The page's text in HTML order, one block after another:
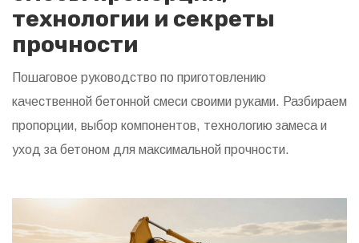
технологии и секреты
прочности
Пошаговое руководство по приготовлению
качественной бетонной смеси своими руками. Разбираем
пропорции, выбор компонентов, технологию замеса и
уход за бетоном для максимальной прочности.